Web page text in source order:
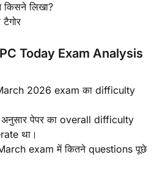
किसने लिखा?
Today Exam Analysis
2026 exam का difficulty
अनुसार पेपर का overall difficulty
था।
exam में कितने questions पूछे